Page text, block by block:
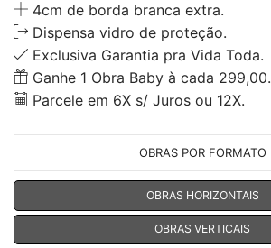
4cm de borda branca extra.
Dispensa vidro de proteção.
Exclusiva Garantia pra Vida Toda.
Ganhe 1 Obra Baby à cada 299,00.
Parcele em 6X s/ Juros ou 12X.
OBRAS POR FORMATO
OBRAS HORIZONTAIS
OBRAS VERTICAIS